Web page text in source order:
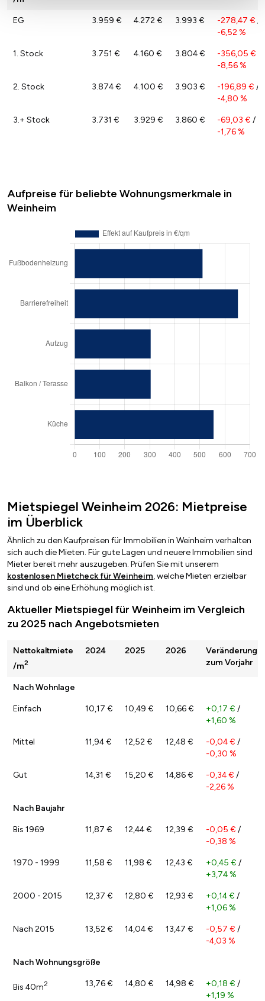
EG 3.959 € 4.272 € 3.993 € -278,47 € /
-6,52 %
1. Stock 3.751 € 4.160 € 3.804 € -356,05 €
-8,56 %
2. Stock 3.874 € 4.100 € 3.903 € -196,89 € /
-4,80 %
3.+ Stock 3.731 € 3.929 € 3.860 € -69,03 € /
-1,76 %
Aufpreise für beliebte Wohnungsmerkmale in
Weinheim
Mietspiegel Weinheim 2026: Mietpreise
im Überblick
Ähnlich zu den Kaufpreisen für Immobilien in Weinheim verhalten
sich auch die Mieten. Für gute Lagen und neuere Immobilien sind
Mieter bereit mehr auszugeben. Prüfen Sie mit unserem
kostenlosen Mietcheck für Weinheim, welche Mieten erzielbar
sind und ob eine Erhöhung möglich ist.
Aktueller Mietspiegel für Weinheim im Vergleich
zu 2025 nach Angebotsmieten
Nettokaltmiete
/m2
2024 2025 2026
Veränderung
zum Vorjahr
Nach Wohnlage
Einfach 10,17 € 10,49 € 10,66 € +0,17 € /
+1,60 %
Mittel 11,94 € 12,52 € 12,48 € -0,04 € /
-0,30 %
Gut 14,31 € 15,20 € 14,86 € -0,34 € /
-2,26 %
Nach Baujahr
Bis 1969 11,87 € 12,44 € 12,39 € -0,05 € /
-0,38 %
1970 - 1999 11,58 € 11,98 € 12,43 € +0,45 € /
+3,74 %
2000 - 2015 12,37 € 12,80 € 12,93 € +0,14 € /
+1,06 %
Nach 2015 13,52 € 14,04 € 13,47 € -0,57 € /
-4,03 %
Nach Wohnungsgröße
Bis 40m2 13,76 € 14,80 € 14,98 € +0,18 € /
+1,19 %